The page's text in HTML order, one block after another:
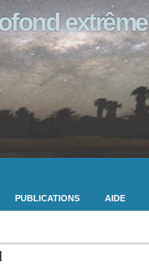
extrême
PUBLICATIONS AIDE